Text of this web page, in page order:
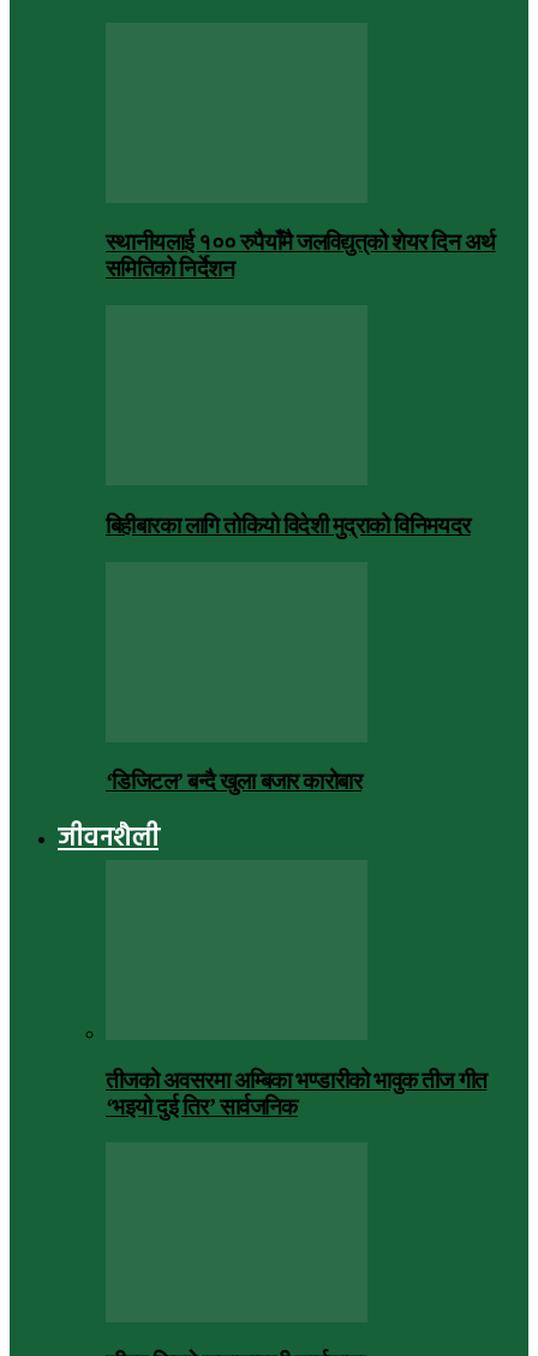
स्थानीयलाई १०० रुपैयाँमै जलविद्युत्‌को शेयर दिन अर्थ
समितिको निर्देशन
बिहीबारका लागि तोकियो विदेशी मुद्राको विनिमयदर
‘डिजिटल’ बन्दै खुला बजार कारोबार
जीवनशैली
तीजको अवसरमा अम्बिका भण्डारीको भावुक तीज गीत
‘भइयो दुई तिर’ सार्वजनिक